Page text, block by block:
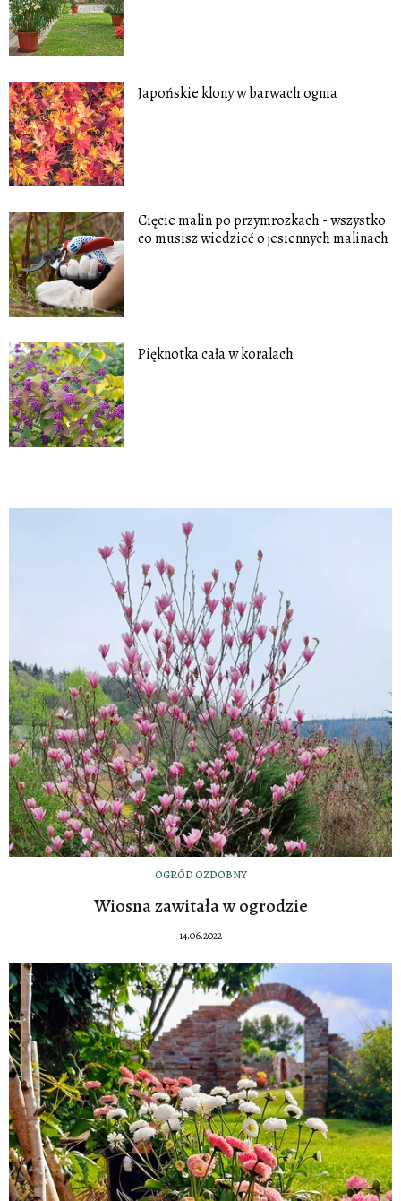
Japońskie klony w barwach ognia
Cięcie malin po przymrozkach - wszystko
co musisz wiedzieć o jesiennych malinach
Pięknotka cała w koralach
OGRÓD OZDOBNY
Wiosna zawitała w ogrodzie
14.06.2022